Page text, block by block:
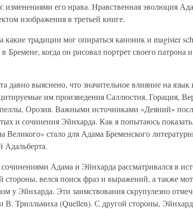
изменениями его нрава. Нравственная эволюция
изображения в третьей книге.
какие традиции мог опираться каноник и magister
Бремене, когда он рисовал портрет своего патрона
давно выяснено, что значительное влияние на
им произведения Саллюстия, Горация,
Орозия. Важными источниками «Деяний»
и сочинения Эйнхарда. Как я попытаюсь
Великого» стало для Адама Бременского
Адальберта.
Адама и Эйнхарда рассматривался в
стороны, велся поиск фраз и выражений, а также
у Эйнхарда. Эти заимствования скрупулезно
В. Трилльмиха (Quellen). С другой стороны, Эйнхард